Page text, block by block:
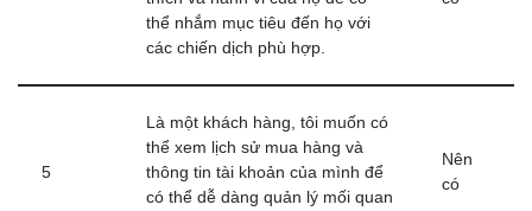
thể nhắm mục tiêu đến họ với
các chiến dịch phù hợp.
5
Là một khách hàng, tôi muốn có
thể xem lịch sử mua hàng và
thông tin tài khoản của mình để
có thể dễ dàng quản lý mối quan
Nên
có